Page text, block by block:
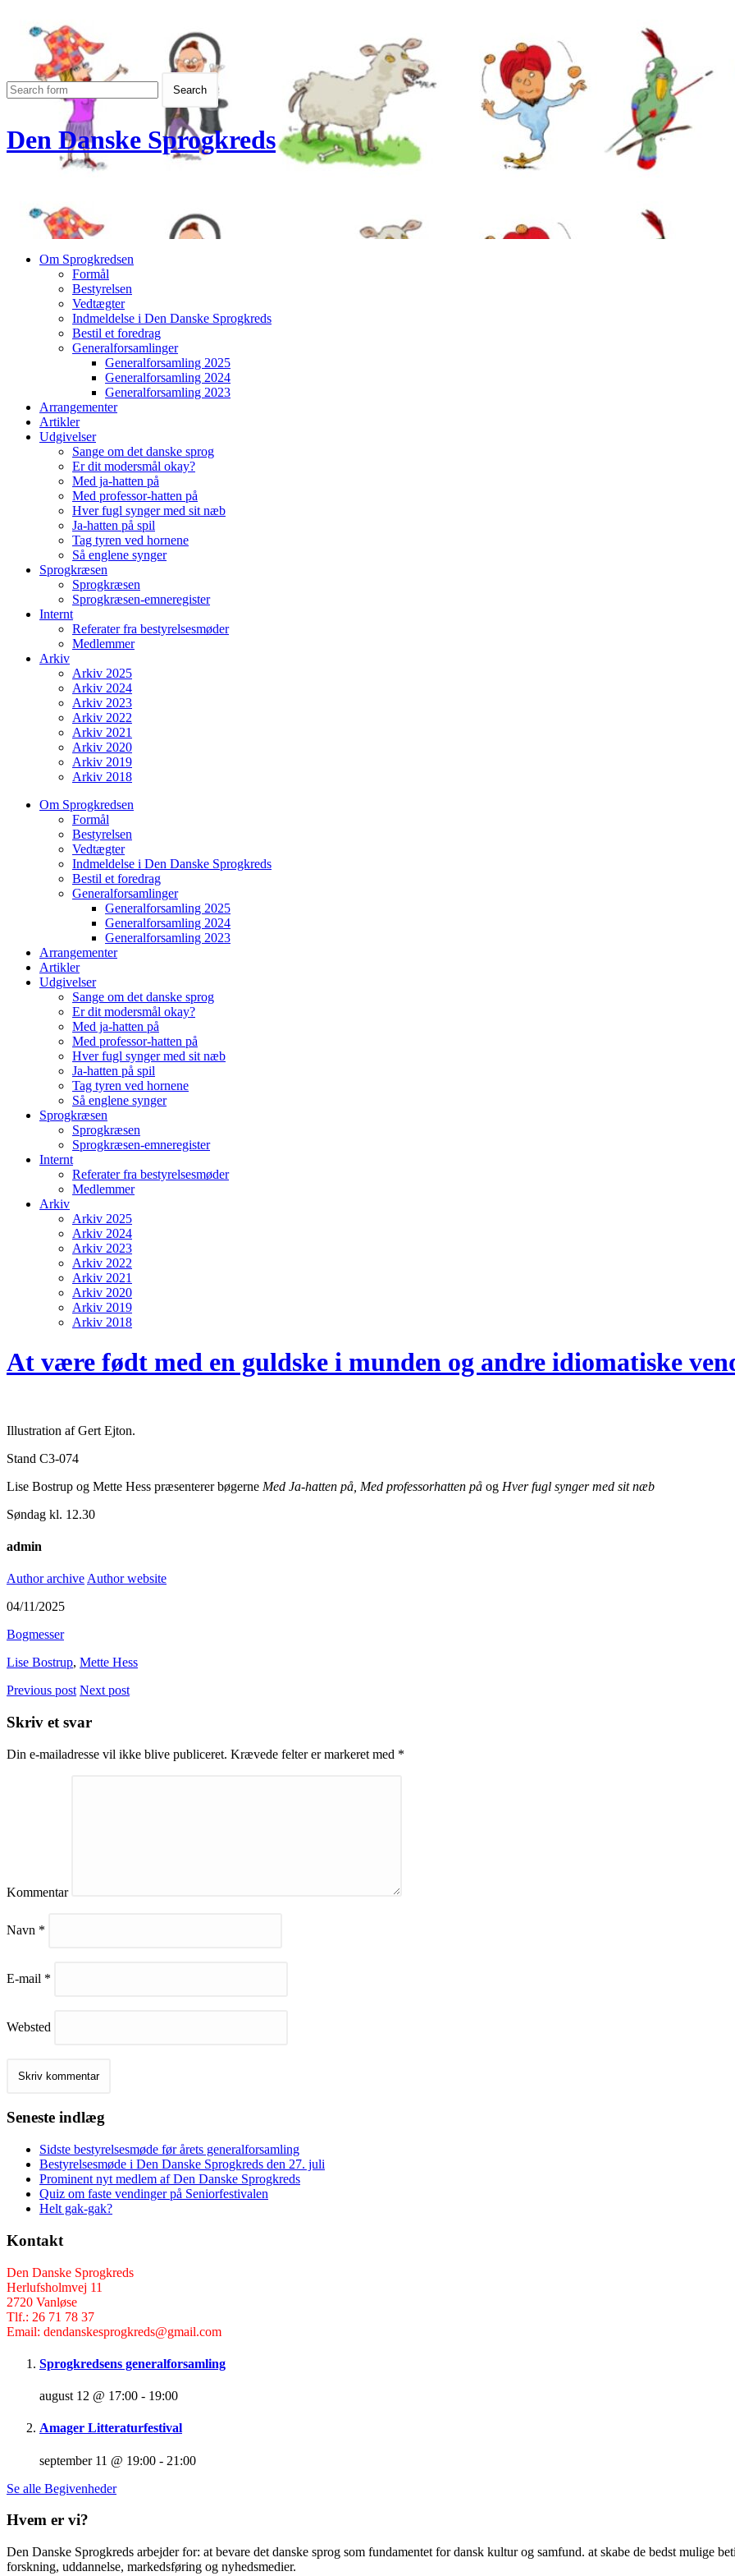
Den Danske Sprogkreds
Om Sprogkredsen
Formål
Bestyrelsen
Vedtægter
Indmeldelse i Den Danske Sprogkreds
Bestil et foredrag
Generalforsamlinger
Generalforsamling 2025
Generalforsamling 2024
Generalforsamling 2023
Arrangementer
Artikler
Udgivelser
Sange om det danske sprog
Er dit modersmål okay?
Med ja-hatten på
Med professor-hatten på
Hver fugl synger med sit næb
Ja-hatten på spil
Tag tyren ved hornene
Så englene synger
Sprogkræsen
Sprogkræsen
Sprogkræsen-emneregister
Internt
Referater fra bestyrelsesmøder
Medlemmer
Arkiv
Arkiv 2025
Arkiv 2024
Arkiv 2023
Arkiv 2022
Arkiv 2021
Arkiv 2020
Arkiv 2019
Arkiv 2018
Om Sprogkredsen
Formål
Bestyrelsen
Vedtægter
Indmeldelse i Den Danske Sprogkreds
Bestil et foredrag
Generalforsamlinger
Generalforsamling 2025
Generalforsamling 2024
Generalforsamling 2023
Arrangementer
Artikler
Udgivelser
Sange om det danske sprog
Er dit modersmål okay?
Med ja-hatten på
Med professor-hatten på
Hver fugl synger med sit næb
Ja-hatten på spil
Tag tyren ved hornene
Så englene synger
Sprogkræsen
Sprogkræsen
Sprogkræsen-emneregister
Internt
Referater fra bestyrelsesmøder
Medlemmer
Arkiv
Arkiv 2025
Arkiv 2024
Arkiv 2023
Arkiv 2022
Arkiv 2021
Arkiv 2020
Arkiv 2019
Arkiv 2018
At være født med en guldske i munden og andre idiomatiske
Illustration af Gert Ejton.
Stand C3-074
Lise Bostrup og Mette Hess præsenterer bøgerne Med Ja-hatten på, Med professorhatten på og Hver fugl synger med sit næb
Søndag kl. 12.30
admin
Author archive Author website
04/11/2025
Bogmesser
Lise Bostrup, Mette Hess
Previous post Next post
Skriv et svar
Din e-mailadresse vil ikke blive publiceret. Krævede felter er markeret med *
Kommentar
Navn *
E-mail *
Websted
Seneste indlæg
Sidste bestyrelsesmøde før årets generalforsamling
Bestyrelsesmøde i Den Danske Sprogkreds den 27. juli
Prominent nyt medlem af Den Danske Sprogkreds
Quiz om faste vendinger på Seniorfestivalen
Helt gak-gak?
Kontakt
Den Danske Sprogkreds
Herlufsholmvej 11
2720 Vanløse
Tlf.: 26 71 78 37
Email: dendanskesprogkreds@gmail.com
Sprogkredsens generalforsamling
august 12 @ 17:00 - 19:00
Amager Litteraturfestival
september 11 @ 19:00 - 21:00
Se alle Begivenheder
Hvem er vi?
Den Danske Sprogkreds arbejder for: at bevare det danske sprog som fundamentet for dansk kultur og samfund. at skabe de bedst mulige
forskning, uddannelse, markedsføring og nyhedsmedier.